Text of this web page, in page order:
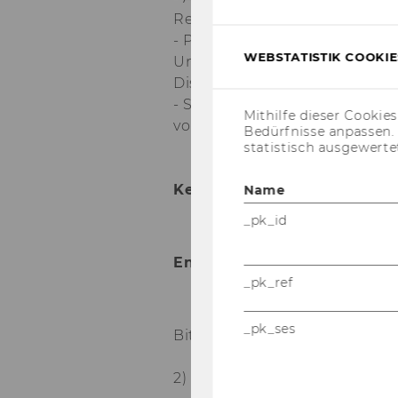
Rechtswissenschaften
- Primär:
Unternehmensrecht,
Dissertationsvorhaben
- Sekundär: Erfahrung mit
von Vorteil
Kennzahl: 3252
Ende der Bewerbungsfrist:
Bitte bewerben Sie sich auf
2) Im
WEBSTATISTIK
Mithilfe dieser
Bedürfnisse
statistisch
Name
_pk_id
_pk_ref
_pk_ses